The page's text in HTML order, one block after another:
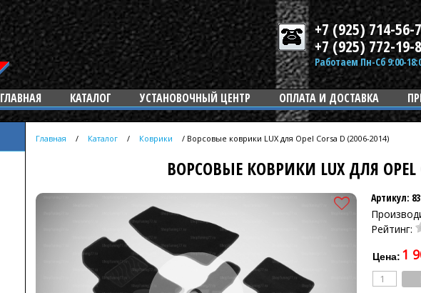
+7 (925) 714-56-
+7 (925) 772-19-
Работаем Пн-Сб 9:00-
ГЛАВНАЯ КАТАЛОГ УСТАНОВОЧНЫЙ ЦЕНТР ОПЛАТА И ДОСТАВКА
Главная / Каталог / Коврики / Ворсовые коврики LUX для Opel Corsa D (2006-2014)
ВОРСОВЫЕ КОВРИКИ LUX ДЛЯ OPEL
Артикул:
Рейтинг:
Цена: 1